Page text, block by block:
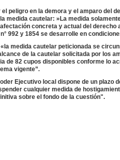
peligro en la demora y el amparo del
medida cautelar: ​»La medida
concreta y actual del
992 y 1854 se desarrolle en
medida cautelar peticionada se
de la cautelar solicitada por los
de 82 cupos disponibles conforme lo
vigente”.
Ejecutivo local dispone de un plazo
cualquier medida de
sobre el fondo de la cuestión".